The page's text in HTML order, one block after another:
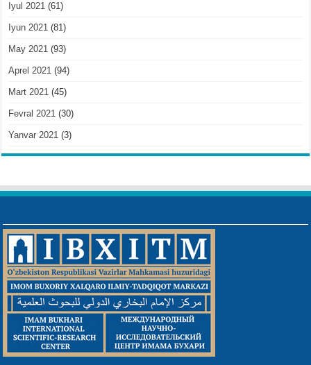
Iyul 2021 (61)
Iyun 2021 (81)
May 2021 (93)
Aprel 2021 (94)
Mart 2021 (45)
Fevral 2021 (30)
Yanvar 2021 (3)